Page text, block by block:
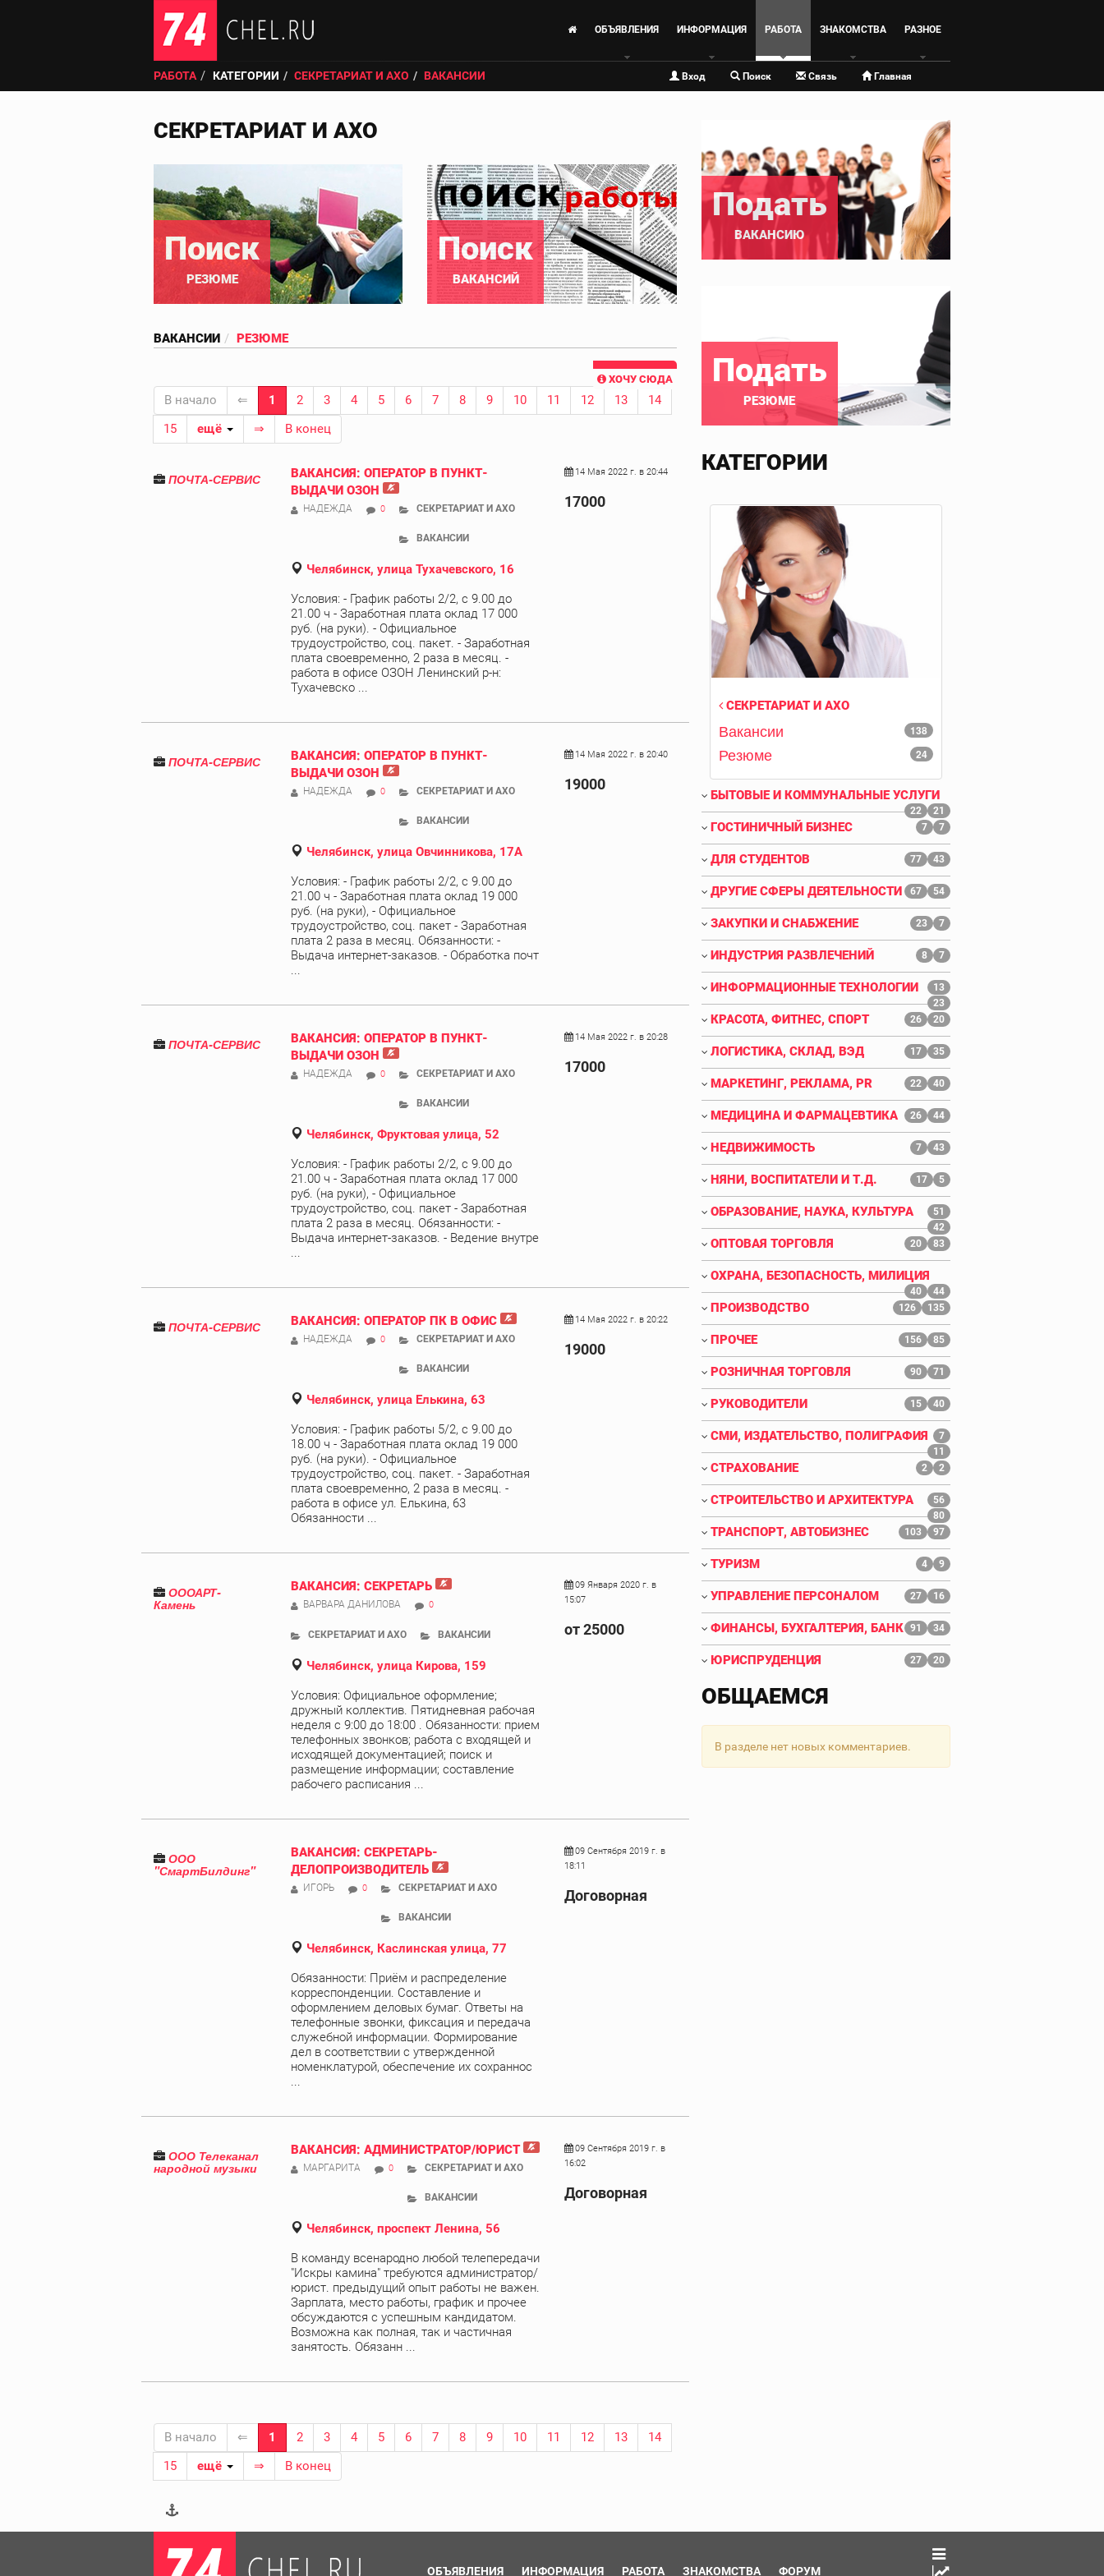
ОБЪЯВЛЕНИЯ ИНФОРМАЦИЯ РАБОТА ЗНАКОМСТВА РАЗНОЕ
РАБОТА КАТЕГОРИИ СЕКРЕТАРИАТ И АХО ВАКАНСИИ Вход Поиск Связь Главная
СЕКРЕТАРИАТ И АХО
Поиск
РЕЗЮМЕ
Поиск
ВАКАНСИЙ
ВАКАНСИИ РЕЗЮМЕ
ХОЧУ СЮДА
В начало ⇐ 1 2 3 4 5 6 7 8 9 10 11 12 13
14
15
ещё ⇒ В конец
ПОЧТА-СЕРВИС
ВАКАНСИЯ: ОПЕРАТОР В ПУНКТ-
ВЫДАЧИ ОЗОН
НАДЕЖДА 0 СЕКРЕТАРИАТ И АХО
ВАКАНСИИ
Челябинск, улица Тухачевского, 16
Условия: - График работы 2/2, с 9.00 до
21.00 ч - Заработная плата оклад 17 000
руб. (на руки). - Официальное
трудоустройство, соц. пакет. - Заработная
плата своевременно, 2 раза в месяц. -
работа в офисе ОЗОН Ленинский р-н:
Тухачевско ...
14 Мая 2022 г. в 20:44
17000
ПОЧТА-СЕРВИС
ВАКАНСИЯ: ОПЕРАТОР В ПУНКТ-
ВЫДАЧИ ОЗОН
НАДЕЖДА 0 СЕКРЕТАРИАТ И АХО
ВАКАНСИИ
Челябинск, улица Овчинникова, 17А
Условия: - График работы 2/2, с 9.00 до
21.00 ч - Заработная плата оклад 19 000
руб. (на руки), - Официальное
трудоустройство, соц. пакет - Заработная
плата 2 раза в месяц. Обязанности: -
Выдача интернет-заказов. - Обработка почт
...
14 Мая 2022 г. в 20:40
19000
ПОЧТА-СЕРВИС
ВАКАНСИЯ: ОПЕРАТОР В ПУНКТ-
ВЫДАЧИ ОЗОН
НАДЕЖДА 0 СЕКРЕТАРИАТ И АХО
ВАКАНСИИ
Челябинск, Фруктовая улица, 52
Условия: - График работы 2/2, с 9.00 до
21.00 ч - Заработная плата оклад 17 000
руб. (на руки), - Официальное
трудоустройство, соц. пакет - Заработная
плата 2 раза в месяц. Обязанности: -
Выдача интернет-заказов. - Ведение внутре
...
14 Мая 2022 г. в 20:28
17000
ПОЧТА-СЕРВИС ВАКАНСИЯ: ОПЕРАТОР ПК В ОФИС
НАДЕЖДА 0 СЕКРЕТАРИАТ И АХО
ВАКАНСИИ
Челябинск, улица Елькина, 63
Условия: - График работы 5/2, с 9.00 до
18.00 ч - Заработная плата оклад 19 000
руб. (на руки). - Официальное
трудоустройство, соц. пакет. - Заработная
плата своевременно, 2 раза в месяц. -
работа в офисе ул. Елькина, 63
Обязанности ...
14 Мая 2022 г. в 20:22
19000
ОООАРТ-
Камень
ВАКАНСИЯ: СЕКРЕТАРЬ
ВАРВАРА ДАНИЛОВА 0
СЕКРЕТАРИАТ И АХО ВАКАНСИИ
Челябинск, улица Кирова, 159
Условия: Официальное оформление;
дружный коллектив. Пятидневная рабочая
неделя с 9:00 до 18:00 . Обязанности: прием
телефонных звонков; работа с входящей и
исходящей документацией; поиск и
размещение информации; составление
рабочего расписания ...
09 Января 2020 г. в
15:07
от 25000
ООО
"СмартБилдинг"
ВАКАНСИЯ: СЕКРЕТАРЬ-
ДЕЛОПРОИЗВОДИТЕЛЬ
ИГОРЬ 0 СЕКРЕТАРИАТ И АХО
ВАКАНСИИ
Челябинск, Каслинская улица, 77
Обязанности: Приём и распределение
корреспонденции. Составление и
оформлением деловых бумаг. Ответы на
телефонные звонки, фиксация и передача
служебной информации. Формирование
дел в соответствии с утвержденной
номенклатурой, обеспечение их сохраннос
...
09 Сентября 2019 г. в
18:11
Договорная
ООО Телеканал
народной музыки
ВАКАНСИЯ: АДМИНИСТРАТОР/ЮРИСТ
МАРГАРИТА 0 СЕКРЕТАРИАТ И АХО
ВАКАНСИИ
Челябинск, проспект Ленина, 56
В команду всенародно любой телепередачи
"Искры камина" требуются администратор/
юрист. предыдущий опыт работы не важен.
Зарплата, место работы, график и прочее
обсуждаются с успешным кандидатом.
Возможна как полная, так и частичная
занятость. Обязанн ...
09 Сентября 2019 г. в
16:02
Договорная
В начало ⇐ 1 2 3 4 5 6 7 8 9 10 11 12 13
14
15
ещё ⇒ В конец
Подать
ВАКАНСИЮ
Подать
РЕЗЮМЕ
КАТЕГОРИИ
СЕКРЕТАРИАТ И АХО
138
Вакансии
24
Резюме
БЫТОВЫЕ И КОММУНАЛЬНЫЕ УСЛУГИ
21
22
ГОСТИНИЧНЫЙ БИЗНЕС 7
7
ДЛЯ СТУДЕНТОВ 43
77
ДРУГИЕ СФЕРЫ ДЕЯТЕЛЬНОСТИ 54
67
ЗАКУПКИ И СНАБЖЕНИЕ 7
23
ИНДУСТРИЯ РАЗВЛЕЧЕНИЙ 7
8
ИНФОРМАЦИОННЫЕ ТЕХНОЛОГИИ
13
23
КРАСОТА, ФИТНЕС, СПОРТ 20
26
ЛОГИСТИКА, СКЛАД, ВЭД 35
17
МАРКЕТИНГ, РЕКЛАМА, PR 40
22
МЕДИЦИНА И ФАРМАЦЕВТИКА 44
26
НЕДВИЖИМОСТЬ 43
7
НЯНИ, ВОСПИТАТЕЛИ И Т.Д. 5
17
ОБРАЗОВАНИЕ, НАУКА, КУЛЬТУРА
51
42
ОПТОВАЯ ТОРГОВЛЯ 83
20
ОХРАНА, БЕЗОПАСНОСТЬ, МИЛИЦИЯ
44
40
ПРОИЗВОДСТВО 135
126
ПРОЧЕЕ 85
156
РОЗНИЧНАЯ ТОРГОВЛЯ 71
90
РУКОВОДИТЕЛИ 40
15
СМИ, ИЗДАТЕЛЬСТВО, ПОЛИГРАФИЯ
7
11
СТРАХОВАНИЕ 2
2
СТРОИТЕЛЬСТВО И АРХИТЕКТУРА
56
80
ТРАНСПОРТ, АВТОБИЗНЕС 97
103
ТУРИЗМ 9
4
УПРАВЛЕНИЕ ПЕРСОНАЛОМ 16
27
ФИНАНСЫ, БУХГАЛТЕРИЯ, БАНК 34
91
ЮРИСПРУДЕНЦИЯ 20
27
ОБЩАЕМСЯ
В разделе нет новых комментариев.
ОБЪЯВЛЕНИЯ ИНФОРМАЦИЯ РАБОТА ЗНАКОМСТВА ФОРУМ